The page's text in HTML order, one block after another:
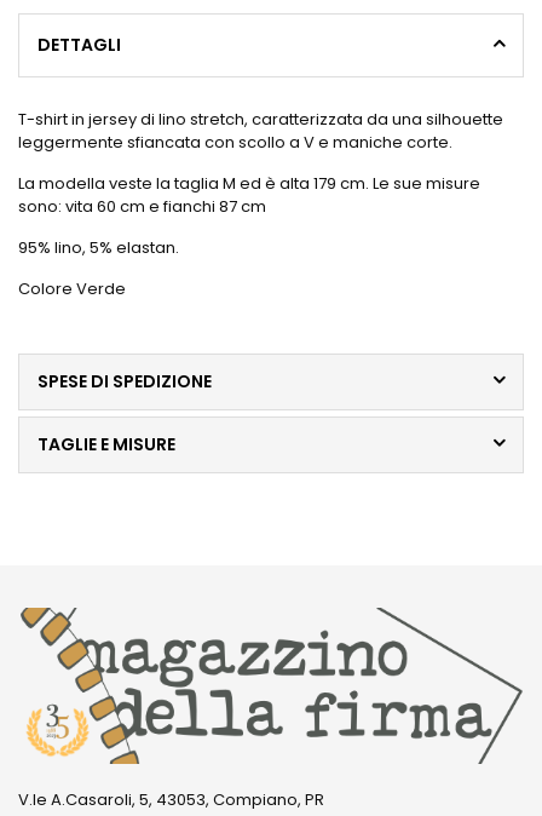
DETTAGLI
T-shirt in jersey di lino stretch, caratterizzata da una silhouette
leggermente sfiancata con scollo a V e maniche corte.
La modella veste la taglia M ed è alta 179 cm. Le sue misure
sono: vita 60 cm e fianchi 87 cm
95% lino, 5% elastan.
Colore Verde
SPESE DI SPEDIZIONE
TAGLIE E MISURE
V.le A.Casaroli, 5, 43053, Compiano, PR